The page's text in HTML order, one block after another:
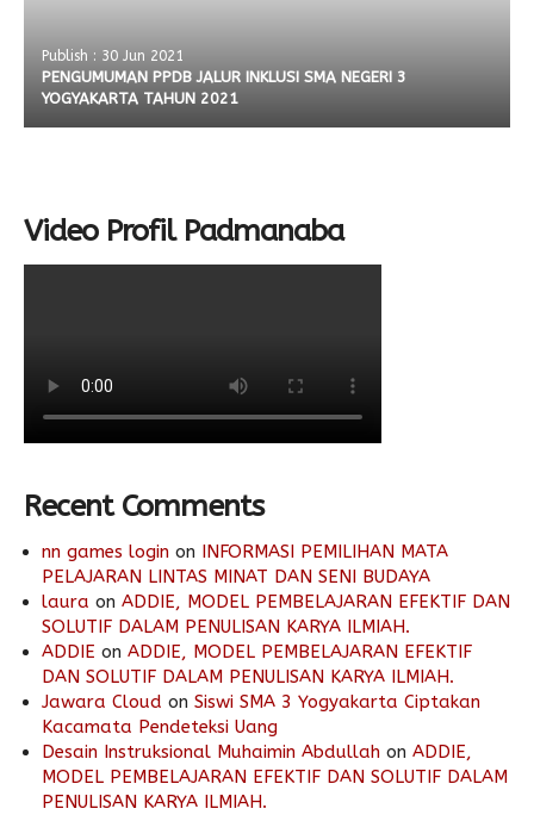
Publish : 30 Jun 2021
PENGUMUMAN PPDB JALUR INKLUSI SMA NEGERI 3
YOGYAKARTA TAHUN 2021
Video Profil Padmanaba
Recent Comments
nn games login on INFORMASI PEMILIHAN MATA
PELAJARAN LINTAS MINAT DAN SENI BUDAYA
laura on ADDIE, MODEL PEMBELAJARAN EFEKTIF DAN
SOLUTIF DALAM PENULISAN KARYA ILMIAH.
ADDIE on ADDIE, MODEL PEMBELAJARAN EFEKTIF
DAN SOLUTIF DALAM PENULISAN KARYA ILMIAH.
Jawara Cloud on Siswi SMA 3 Yogyakarta Ciptakan
Kacamata Pendeteksi Uang
Desain Instruksional Muhaimin Abdullah on ADDIE,
MODEL PEMBELAJARAN EFEKTIF DAN SOLUTIF DALAM
PENULISAN KARYA ILMIAH.